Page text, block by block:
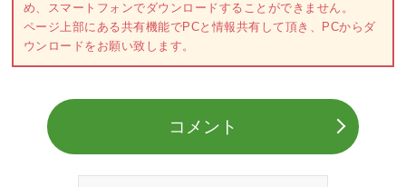
め、スマートフォンでダウンロードすることができません。
ページ上部にある共有機能でPCと情報共有して頂き、PCからダ
ウンロードをお願い致します。
コメント